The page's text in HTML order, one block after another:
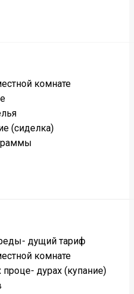
комнате
(сиделка)
дущий тариф
комнате
дурах (купание)